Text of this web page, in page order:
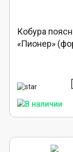
Кобура
«Пионер»